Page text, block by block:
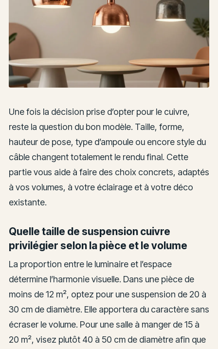
Une fois la décision prise d’opter pour le cuivre,
reste la question du bon modèle. Taille, forme,
hauteur de pose, type d’ampoule ou encore style du
câble changent totalement le rendu final. Cette
partie vous aide à faire des choix concrets, adaptés
à vos volumes, à votre éclairage et à votre déco
existante.
Quelle taille de suspension cuivre
privilégier selon la pièce et le volume
La proportion entre le luminaire et l’espace
détermine l’harmonie visuelle. Dans une pièce de
moins de 12 m², optez pour une suspension de 20 à
30 cm de diamètre. Elle apportera du caractère sans
écraser le volume. Pour une salle à manger de 15 à
20 m², visez plutôt 40 à 50 cm de diamètre afin que